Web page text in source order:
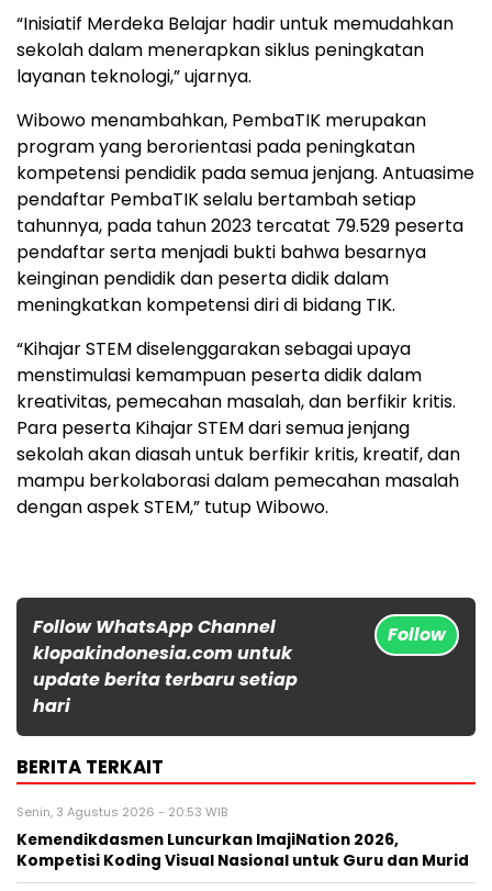
“Inisiatif Merdeka Belajar hadir untuk memudahkan
sekolah dalam menerapkan siklus peningkatan
layanan teknologi,” ujarnya.
Wibowo menambahkan, PembaTIK merupakan
program yang berorientasi pada peningkatan
kompetensi pendidik pada semua jenjang. Antuasime
pendaftar PembaTIK selalu bertambah setiap
tahunnya, pada tahun 2023 tercatat 79.529 peserta
pendaftar serta menjadi bukti bahwa besarnya
keinginan pendidik dan peserta didik dalam
meningkatkan kompetensi diri di bidang TIK.
“Kihajar STEM diselenggarakan sebagai upaya
menstimulasi kemampuan peserta didik dalam
kreativitas, pemecahan masalah, dan berfikir kritis.
Para peserta Kihajar STEM dari semua jenjang
sekolah akan diasah untuk berfikir kritis, kreatif, dan
mampu berkolaborasi dalam pemecahan masalah
dengan aspek STEM,” tutup Wibowo.
Follow WhatsApp Channel
klopakindonesia.com untuk
update berita terbaru setiap
hari
Follow
BERITA TERKAIT
Senin, 3 Agustus 2026 - 20:53 WIB
Kemendikdasmen Luncurkan ImajiNation 2026,
Kompetisi Koding Visual Nasional untuk Guru dan Murid